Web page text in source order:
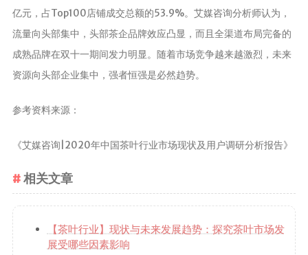
亿元，占Top100店铺成交总额的53.9%。艾媒咨询分析师认为，
流量向头部集中，头部茶企品牌效应凸显，而且全渠道布局完备的
成熟品牌在双十一期间发力明显。随着市场竞争越来越激烈，未来
资源向头部企业集中，强者恒强是必然趋势。
参考资料来源：
《艾媒咨询|2020年中国茶叶行业市场现状及用户调研分析报告》
相关文章
【茶叶行业】现状与未来发展趋势：探究茶叶市场发
展受哪些因素影响